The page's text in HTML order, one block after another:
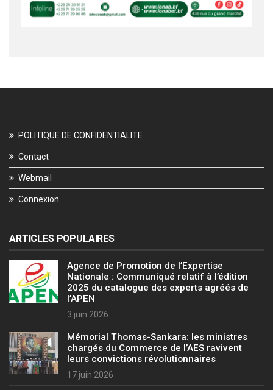
POLITIQUE DE CONFIDENTIALITE
Contact
Webmail
Connexion
ARTICLES POPULAIRES
Agence de Promotion de l’Expertise
Nationale : Communiqué relatif à l’édition
2025 du catalogue des experts agréés de
l’APEN
3 juin 2026
Mémorial Thomas-Sankara: les ministres
chargés du Commerce de l’AES ravivent
leurs convictions révolutionnaires
17 juin 2026